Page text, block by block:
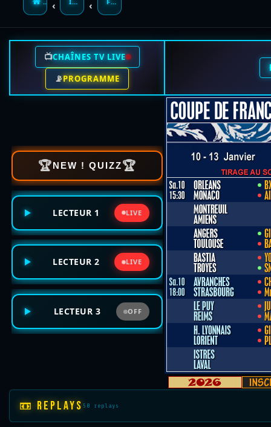
📺CHAÎNES TV LIVE
📡PROGRAMME
🏆NEW ! QUIZZ🏆
LECTEUR 1 LIVE
LECTEUR 2 LIVE
LECTEUR 3 OFF
📼 REPLAYS 50 replays